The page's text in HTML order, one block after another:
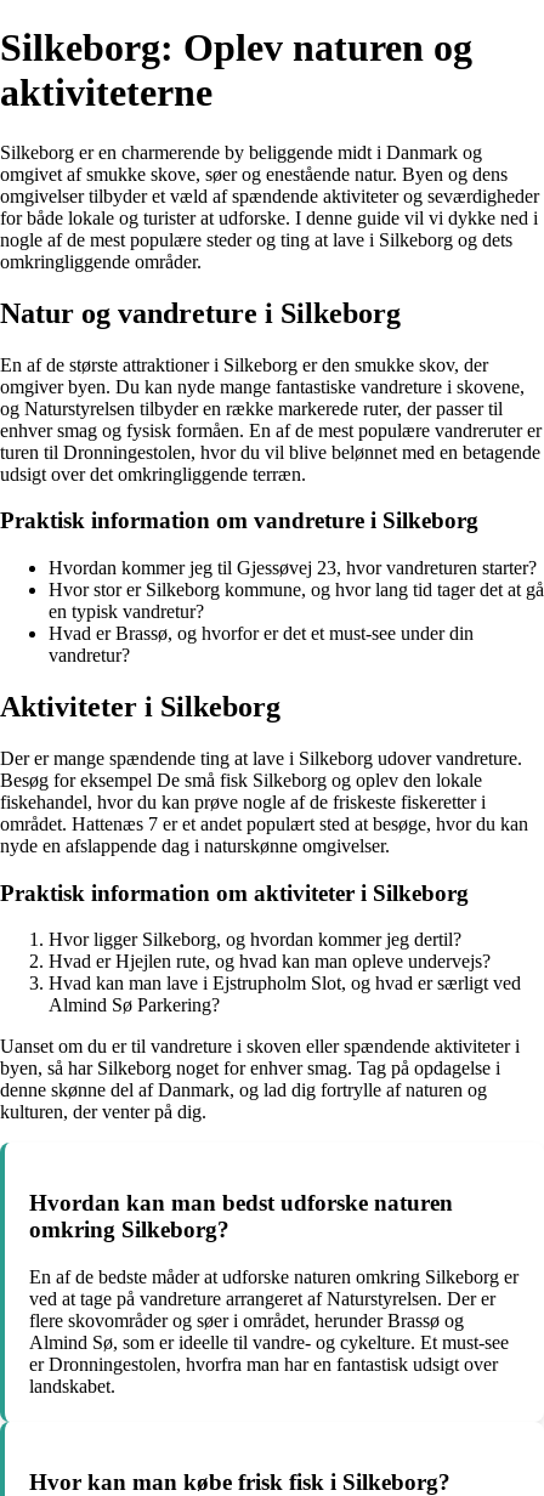
Silkeborg: Oplev naturen og
aktiviteterne
Silkeborg er en charmerende by beliggende midt i Danmark og
omgivet af smukke skove, søer og enestående natur. Byen og dens
omgivelser tilbyder et væld af spændende aktiviteter og seværdigheder
for både lokale og turister at udforske. I denne guide vil vi dykke ned i
nogle af de mest populære steder og ting at lave i Silkeborg og dets
omkringliggende områder.
Natur og vandreture i Silkeborg
En af de største attraktioner i Silkeborg er den smukke skov, der
omgiver byen. Du kan nyde mange fantastiske vandreture i skovene,
og Naturstyrelsen tilbyder en række markerede ruter, der passer til
enhver smag og fysisk formåen. En af de mest populære vandreruter er
turen til Dronningestolen, hvor du vil blive belønnet med en betagende
udsigt over det omkringliggende terræn.
Praktisk information om vandreture i Silkeborg
Hvordan kommer jeg til Gjessøvej 23, hvor vandreturen starter?
Hvor stor er Silkeborg kommune, og hvor lang tid tager det at gå
en typisk vandretur?
Hvad er Brassø, og hvorfor er det et must-see under din
vandretur?
Aktiviteter i Silkeborg
Der er mange spændende ting at lave i Silkeborg udover vandreture.
Besøg for eksempel De små fisk Silkeborg og oplev den lokale
fiskehandel, hvor du kan prøve nogle af de friskeste fiskeretter i
området. Hattenæs 7 er et andet populært sted at besøge, hvor du kan
nyde en afslappende dag i naturskønne omgivelser.
Praktisk information om aktiviteter i Silkeborg
Hvor ligger Silkeborg, og hvordan kommer jeg dertil?
Hvad er Hjejlen rute, og hvad kan man opleve undervejs?
Hvad kan man lave i Ejstrupholm Slot, og hvad er særligt ved
Almind Sø Parkering?
Uanset om du er til vandreture i skoven eller spændende aktiviteter i
byen, så har Silkeborg noget for enhver smag. Tag på opdagelse i
denne skønne del af Danmark, og lad dig fortrylle af naturen og
kulturen, der venter på dig.
Hvordan kan man bedst udforske naturen
omkring Silkeborg?
En af de bedste måder at udforske naturen omkring Silkeborg er
ved at tage på vandreture arrangeret af Naturstyrelsen. Der er
flere skovområder og søer i området, herunder Brassø og
Almind Sø, som er ideelle til vandre- og cykelture. Et must-see
er Dronningestolen, hvorfra man har en fantastisk udsigt over
landskabet.
Hvor kan man købe frisk fisk i Silkeborg?